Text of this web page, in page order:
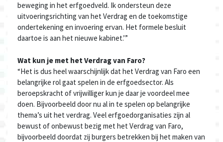
beweging in het erfgoedveld. Ik ondersteun deze
uitvoeringsrichting van het Verdrag en de toekomstige
ondertekening en invoering ervan. Het formele besluit
daartoe is aan het nieuwe kabinet.’”
Wat kun je met het Verdrag van Faro?
“Het is dus heel waarschijnlijk dat het Verdrag van Faro een
belangrijke rol gaat spelen in de erfgoedsector. Als
beroepskracht of vrijwilliger kun je daar je voordeel mee
doen. Bijvoorbeeld door nu al in te spelen op belangrijke
thema’s uit het verdrag. Veel erfgoedorganisaties zijn al
bewust of onbewust bezig met het Verdrag van Faro,
bijvoorbeeld doordat zij burgers betrekken bij het maken van